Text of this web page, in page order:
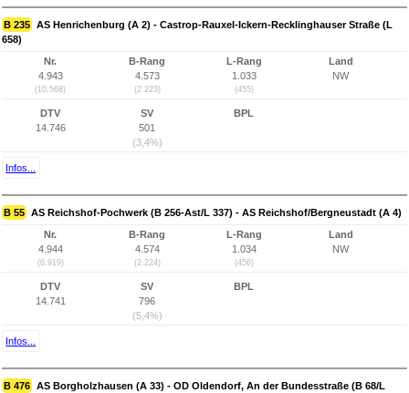
B 235 AS Henrichenburg (A 2) - Castrop-Rauxel-Ickern-Recklinghauser Straße (L
658)
Nr.
4.943
(10.568)
B-Rang
4.573
(2.223)
L-Rang
1.033
(455)
Land
NW
DTV
14.746
SV
501
(3,4%)
BPL
Infos...
B 55 AS Reichshof-Pochwerk (B 256-Ast/L 337) - AS Reichshof/Bergneustadt (A 4)
Nr.
4.944
(6.919)
B-Rang
4.574
(2.224)
L-Rang
1.034
(456)
Land
NW
DTV
14.741
SV
796
(5,4%)
BPL
Infos...
B 476 AS Borgholzhausen (A 33) - OD Oldendorf, An der Bundesstraße (B 68/L